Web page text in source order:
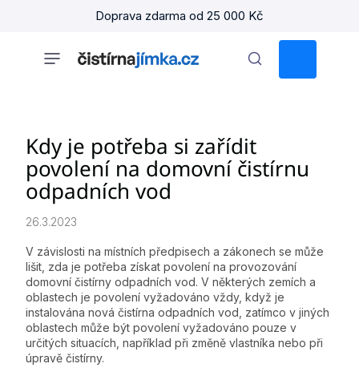
Doprava zdarma od 25 000 Kč
KOŠÍK
Kdy je potřeba si zařídit
povolení na domovní čistírnu
odpadních vod
26.3.2023
V závislosti na místních předpisech a zákonech se může
lišit, zda je potřeba získat povolení na provozování
domovní čistírny odpadních vod. V některých zemích a
oblastech je povolení vyžadováno vždy, když je
instalována nová čistírna odpadních vod, zatímco v jiných
oblastech může být povolení vyžadováno pouze v
určitých situacích, například při změně vlastníka nebo při
úpravě čistírny.